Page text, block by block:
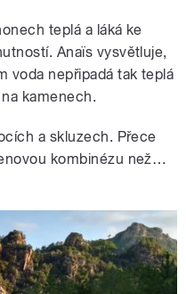
teplá a láká ke
Anaïs vysvětluje,
voda nepřipadá tak teplá
kamenech.
a skluzech. Přece
kombinézu než…